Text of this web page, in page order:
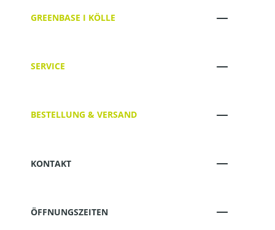
GREENBASE I KÖLLE
SERVICE
BESTELLUNG & VERSAND
KONTAKT
ÖFFNUNGSZEITEN